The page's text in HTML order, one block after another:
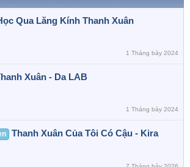
Qua Lăng Kính Thanh Xuân
1 Tháng bảy 2024
Xuân - Da LAB
1 Tháng bảy 2024
Thanh Xuân Của Tôi Có Cậu - Kira